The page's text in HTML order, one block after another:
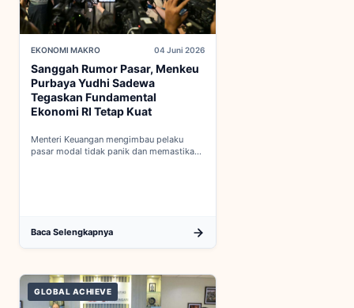
EKONOMI MAKRO 04 Juni 2026
Sanggah Rumor Pasar, Menkeu
Purbaya Yudhi Sadewa
Tegaskan Fundamental
Ekonomi RI Tetap Kuat
Menteri Keuangan mengimbau pelaku
pasar modal tidak panik dan memastikan
Baca Selengkapnya
GLOBAL ACHIEVE